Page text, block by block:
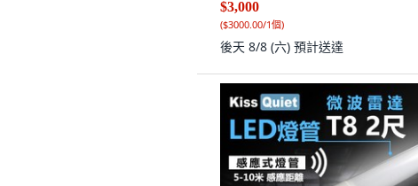
$3,000
($3000.00/1個)
後天 8/8 (六) 預計送達